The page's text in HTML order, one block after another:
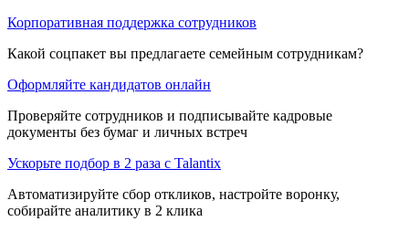
Корпоративная поддержка сотрудников
Какой соцпакет вы предлагаете семейным сотрудникам?
Оформляйте кандидатов онлайн
Проверяйте сотрудников и подписывайте кадровые
документы без бумаг и личных встреч
Ускорьте подбор в 2 раза с Talantix
Автоматизируйте сбор откликов, настройте воронку,
собирайте аналитику в 2 клика